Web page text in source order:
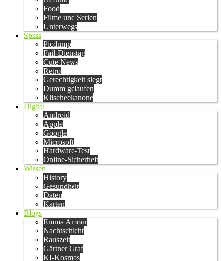
Food
Filme und Serien
Unterwegs
Spass
Picdump
Fail-Dienstag
Cute News
Retro
Gerechtigkeit siegt
Dumm gelaufen
Klischeekanone
Digital
Android
Apple
Google
Microsoft
Hardware-Test
Online-Sicherheit
Wissen
History
Gesundheit
Daten
Karten
Blogs
Emma Amour
Nachtschicht
Rauszeit
Gärtner Graf
KI-Kosmos